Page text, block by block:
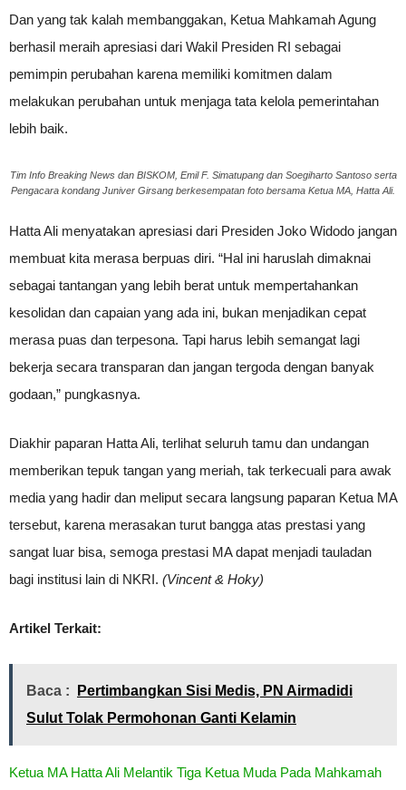
Dan yang tak kalah membanggakan, Ketua Mahkamah Agung
berhasil meraih apresiasi dari Wakil Presiden RI sebagai
pemimpin perubahan karena memiliki komitmen dalam
melakukan perubahan untuk menjaga tata kelola pemerintahan
lebih baik.
Tim Info Breaking News dan BISKOM, Emil F. Simatupang dan Soegiharto Santoso serta
Pengacara kondang Juniver Girsang berkesempatan foto bersama Ketua MA, Hatta Ali.
Hatta Ali menyatakan apresiasi dari Presiden Joko Widodo jangan
membuat kita merasa berpuas diri. “Hal ini haruslah dimaknai
sebagai tantangan yang lebih berat untuk mempertahankan
kesolidan dan capaian yang ada ini, bukan menjadikan cepat
merasa puas dan terpesona. Tapi harus lebih semangat lagi
bekerja secara transparan dan jangan tergoda dengan banyak
godaan,” pungkasnya.
Diakhir paparan Hatta Ali, terlihat seluruh tamu dan undangan
memberikan tepuk tangan yang meriah, tak terkecuali para awak
media yang hadir dan meliput secara langsung paparan Ketua MA
tersebut, karena merasakan turut bangga atas prestasi yang
sangat luar bisa, semoga prestasi MA dapat menjadi tauladan
bagi institusi lain di NKRI. (Vincent & Hoky)
Artikel Terkait:
Baca :
Pertimbangkan Sisi Medis, PN Airmadidi
Sulut Tolak Permohonan Ganti Kelamin
Ketua MA Hatta Ali Melantik Tiga Ketua Muda Pada Mahkamah